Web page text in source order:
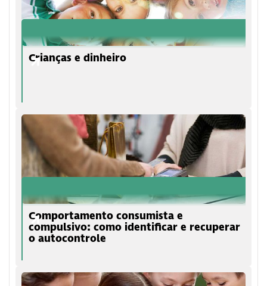
Crianças e dinheiro
Comportamento consumista e
compulsivo: como identificar e recuperar
o autocontrole